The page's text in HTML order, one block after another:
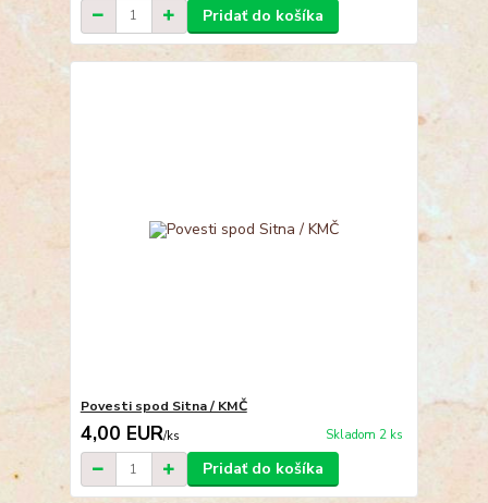
Pridať do košíka
Povesti spod Sitna / KMČ
4,00 EUR/ks Skladom 2 ks
Pridať do košíka